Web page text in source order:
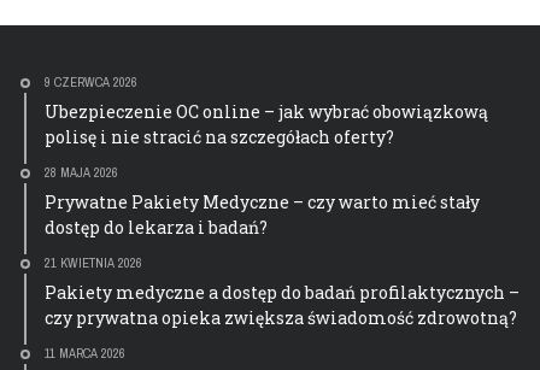
9 CZERWCA 2026
Ubezpieczenie OC online – jak wybrać obowiązkową
polisę i nie stracić na szczegółach oferty?
28 MAJA 2026
Prywatne Pakiety Medyczne – czy warto mieć stały
dostęp do lekarza i badań?
21 KWIETNIA 2026
Pakiety medyczne a dostęp do badań profilaktycznych –
czy prywatna opieka zwiększa świadomość zdrowotną?
11 MARCA 2026